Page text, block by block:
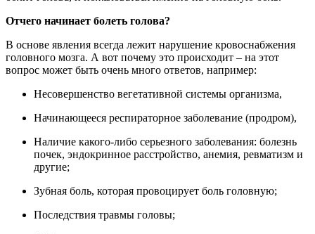
Отчего начинает болеть голова?
В основе явления всегда лежит нарушение кровоснабжения
головного мозга. А вот почему это происходит – на этот
вопрос может быть очень много ответов, например:
Несовершенство вегетативной системы организма,
Начинающееся респираторное заболевание (продром),
Наличие какого-либо серьезного заболевания: болезнь
почек, эндокринное расстройство, анемия, ревматизм и
другие;
Зубная боль, которая провоцирует боль головную;
Последствия травмы головы;